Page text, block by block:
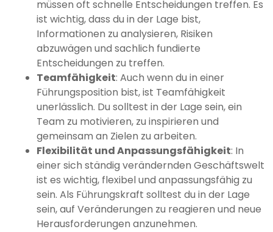
müssen oft schnelle Entscheidungen treffen. Es
ist wichtig, dass du in der Lage bist,
Informationen zu analysieren, Risiken
abzuwägen und sachlich fundierte
Entscheidungen zu treffen.
Teamfähigkeit: Auch wenn du in einer
Führungsposition bist, ist Teamfähigkeit
unerlässlich. Du solltest in der Lage sein, ein
Team zu motivieren, zu inspirieren und
gemeinsam an Zielen zu arbeiten.
Flexibilität und Anpassungsfähigkeit: In
einer sich ständig verändernden Geschäftswelt
ist es wichtig, flexibel und anpassungsfähig zu
sein. Als Führungskraft solltest du in der Lage
sein, auf Veränderungen zu reagieren und neue
Herausforderungen anzunehmen.